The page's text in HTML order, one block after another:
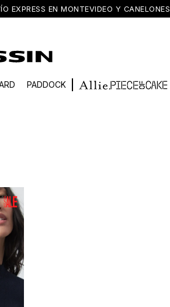
EXPRESS EN MONTEVIDEO Y CANELONES
PADDOCK